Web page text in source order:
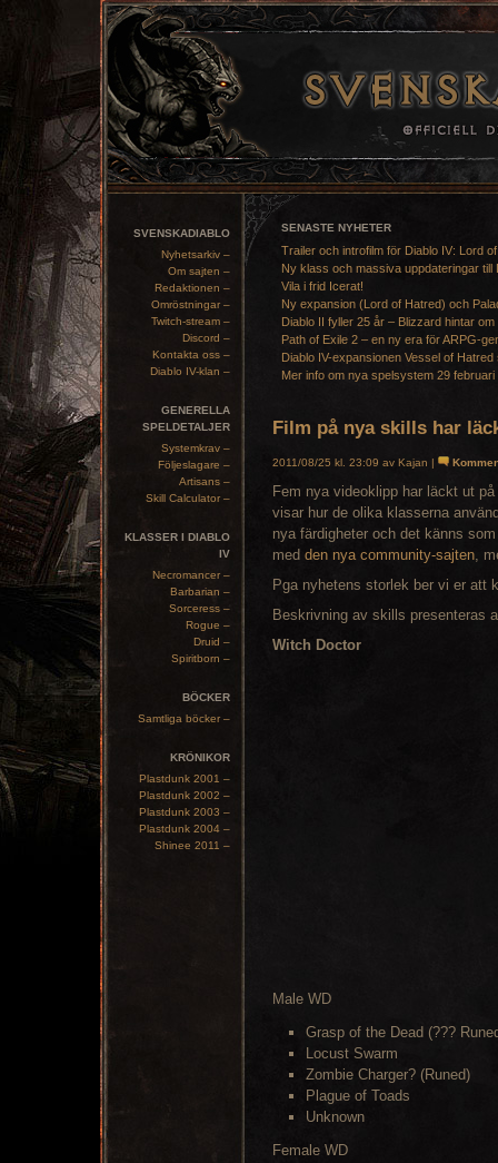
SVENSKADIABLO
Nyhetsarkiv –
Om sajten –
Redaktionen –
Omröstningar –
Twitch-stream –
Discord –
Kontakta oss –
Diablo IV-klan –
GENERELLA
SPELDETALJER
Systemkrav –
Följeslagare –
Artisans –
Skill Calculator –
KLASSER I DIABLO
IV
Necromancer –
Barbarian –
Sorceress –
Rogue –
Druid –
Spiritborn –
BÖCKER
Samtliga böcker –
KRÖNIKOR
Plastdunk 2001 –
Plastdunk 2002 –
Plastdunk 2003 –
Plastdunk 2004 –
Shinee 2011 –
SENASTE NYHETER
Trailer och introfilm för Diablo IV: Lord
Ny klass och massiva uppdateringar till
Vila i frid Icerat!
Ny expansion (Lord of Hatred) och
Diablo II fyller 25 år – Blizzard hintar om
Path of Exile 2 – en ny era för ARPG-
Diablo IV-expansionen Vessel of
Mer info om nya spelsystem 29 februari
Film på nya skills har
2011/08/25 kl. 23:09 av Kajan |
Fem nya videoklipp har läckt ut
visar hur de olika klasserna
nya färdigheter och det känns
med den nya community-sajten,
Pga nyhetens storlek ber vi er att
Beskrivning av skills presenteras
Witch Doctor
Male WD
Grasp of the Dead (???
Locust Swarm
Zombie Charger? (Runed)
Plague of Toads
Unknown
Female WD